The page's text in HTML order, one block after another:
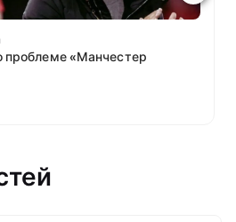
проблеме «Манчестер